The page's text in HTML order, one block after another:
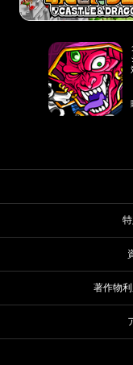
著作物